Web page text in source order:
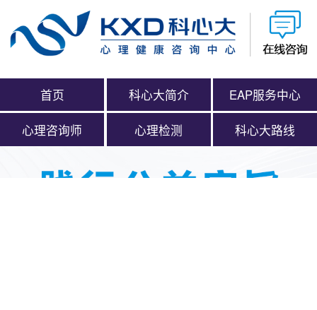
首页 科心大简介 EAP服务中心
心理咨询师 心理检测 科心大路线